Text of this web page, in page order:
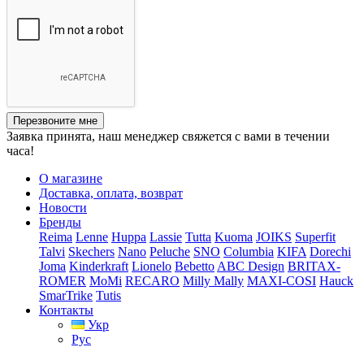
Перезвоните мне
Заявка принята, наш менеджер свяжется с вами в течении
часа!
О магазине
Доставка, оплата, возврат
Новости
Бренды
Reima Lenne Huppa Lassie Tutta Kuoma JOIKS Superfit
Talvi Skechers Nano Peluche SNO Columbia KIFA Dorechi
Joma Kinderkraft Lionelo Bebetto ABC Design BRITAX-
ROMER MoMi RECARO Milly Mally MAXI-COSI Hauck
SmarTrike Tutis
Контакты
Укр
Рус